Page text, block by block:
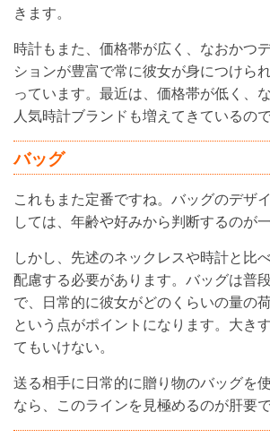
きます。
時計もまた、価格帯が広く、なおかつ
ションが豊富で常に彼女が身につけら
っています。最近は、価格帯が低く、
人気時計ブランドも増えてきているので
バッグ
これもまた定番ですね。バッグのデザ
しては、年齢や好みから判断するのが
しかし、先述のネックレスや時計と比
配慮する必要があります。バッグは普
で、日常的に彼女がどのくらいの量の
という点がポイントになります。大き
てもいけない。
送る相手に日常的に贈り物のバッグを
なら、このラインを見極めるのが肝要で